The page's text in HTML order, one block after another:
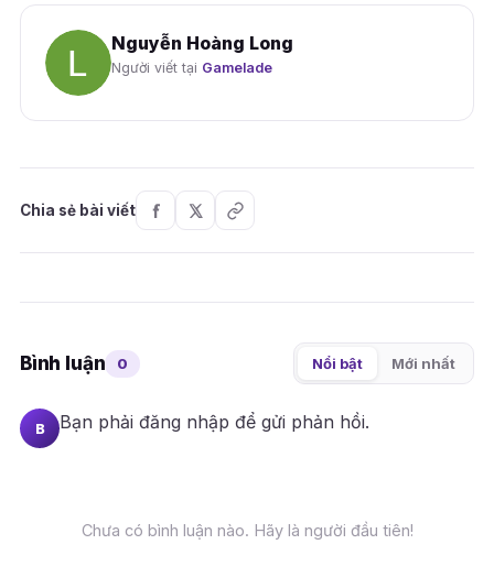
Nguyễn Hoàng Long
Người viết tại Gamelade
Chia sẻ bài viết
Bình luận 0 Nổi bật Mới nhất
B Bạn phải đăng nhập để gửi phản hồi.
Chưa có bình luận nào. Hãy là người đầu tiên!